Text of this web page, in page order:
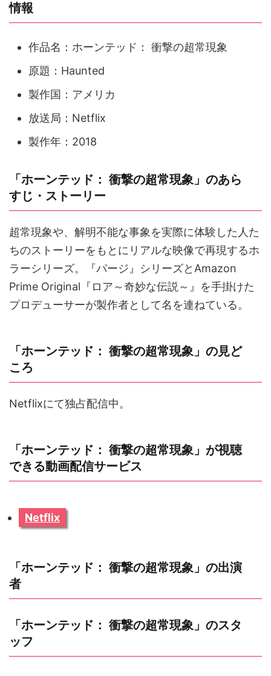
情報
作品名：ホーンテッド： 衝撃の超常現象
原題：Haunted
製作国：アメリカ
放送局：Netflix
製作年：2018
「ホーンテッド： 衝撃の超常現象」のあら
すじ・ストーリー
超常現象や、解明不能な事象を実際に体験した人た
ちのストーリーをもとにリアルな映像で再現するホ
ラーシリーズ。『パージ』シリーズとAmazon
Prime Original『ロア～奇妙な伝説～』を手掛けた
プロデューサーが製作者として名を連ねている。
「ホーンテッド： 衝撃の超常現象」の見ど
ころ
Netflixにて独占配信中。
「ホーンテッド： 衝撃の超常現象」が視聴
できる動画配信サービス
Netflix
「ホーンテッド： 衝撃の超常現象」の出演
者
「ホーンテッド： 衝撃の超常現象」のスタ
ッフ